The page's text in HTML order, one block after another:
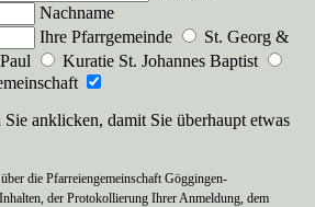
Nachname
Ihre Pfarrgemeinde
St. Georg &
Kuratie St. Johannes Baptist
Sie anklicken, damit Sie überhaupt etwas
die Pfarreiengemeinschaft Göggingen-
der Protokollierung Ihrer Anmeldung, dem